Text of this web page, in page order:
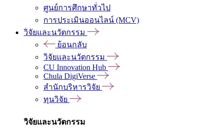
ศูนย์การศึกษาทั่วไป
การประเมินออนไลน์ (MCV)
วิจัยและนวัตกรรม
ย้อนกลับ
วิจัยและนวัตกรรม
CU Innovation Hub
Chula DigiVerse
สำนักบริหารวิจัย
ทุนวิจัย
วิจัยและนวัตกรรม